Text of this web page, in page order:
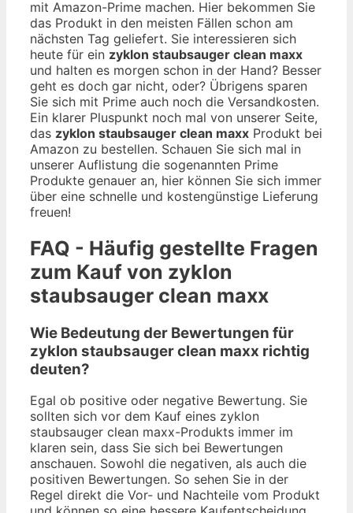
mit Amazon-Prime machen. Hier bekommen Sie
das Produkt in den meisten Fällen schon am
nächsten Tag geliefert. Sie interessieren sich
heute für ein zyklon staubsauger clean maxx
und halten es morgen schon in der Hand? Besser
geht es doch gar nicht, oder? Übrigens sparen
Sie sich mit Prime auch noch die Versandkosten.
Ein klarer Pluspunkt noch mal von unserer Seite,
das zyklon staubsauger clean maxx Produkt bei
Amazon zu bestellen. Schauen Sie sich mal in
unserer Auflistung die sogenannten Prime
Produkte genauer an, hier können Sie sich immer
über eine schnelle und kostengünstige Lieferung
freuen!
FAQ - Häufig gestellte Fragen
zum Kauf von zyklon
staubsauger clean maxx
Wie Bedeutung der Bewertungen für
zyklon staubsauger clean maxx richtig
deuten?
Egal ob positive oder negative Bewertung. Sie
sollten sich vor dem Kauf eines zyklon
staubsauger clean maxx-Produkts immer im
klaren sein, dass Sie sich bei Bewertungen
anschauen. Sowohl die negativen, als auch die
positiven Bewertungen. So sehen Sie in der
Regel direkt die Vor- und Nachteile vom Produkt